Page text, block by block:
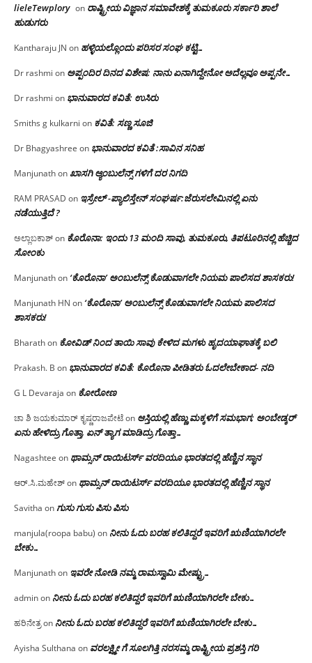
lieleTewplory on ರಾಷ್ಟ್ರೀಯ ವಿಜ್ಞಾನ ಸಮಾವೇಶಕ್ಕೆ‌ ತುಮಕೂರು ಸರ್ಕಾರಿ ಶಾಲೆ
ಹುಡುಗರು
Kantharaju JN on ಹಳ್ಳಿಯಲ್ಲೊಂದು ಪರಿಸರ ಸಂಘ ಕಟ್ಟಿ…
Dr rashmi on ಅಪ್ಪಂದಿರ ದಿನದ ವಿಶೇಷ: ನಾನು ಏನಾಗಿದ್ದೇನೋ‌ ಅದೆಲ್ಲವೂ ಅಪ್ಪನೇ…
Dr rashmi on ಭಾನುವಾರದ ಕವಿತೆ: ಉಸಿರು
Smiths g kulkarni on ಕವಿತೆ: ಸಣ್ಣ ಸೂಜಿ
Dr Bhagyashree on ಭಾನುವಾರದ ಕವಿತೆ :ಸಾವಿನ ಸನಿಹ
Manjunathonಖಾಸಗಿ ಆ್ಯಂಬುಲೆನ್ಸ್ ಗಳಿಗೆ ದರ ನಿಗದಿ
RAM PRASAD on ಇಸ್ರೇಲ್ -ಪ್ಯಾಲಿಸ್ತೇನ್ ಸಂಘರ್ಷ:ಜೆರುಸಲೇಮಿನಲ್ಲಿ ಏನು
ನಡೆಯುತ್ತಿದೆ ?
ಅಲ್ಲಾಬಕಾಶ್on ಕೊರೊನಾ: ಇಂದು 13 ಮಂದಿ ಸಾವು, ತುಮಕೂರು, ತಿಪಟೂರಿನಲ್ಲಿ ಹೆಚ್ಚಿದ
ಸೋಂಕು
Manjunathon ‘ಕೊರೊನಾ’ ಅಂಬುಲೆನ್ಸ್ ಕೊಡುವಾಗಲೇ ನಿಯಮ ಪಾಲಿಸದ ಶಾಸಕರು!
Manjunath HN on ‘ಕೊರೊನಾ’ ಅಂಬುಲೆನ್ಸ್ ಕೊಡುವಾಗಲೇ ನಿಯಮ ಪಾಲಿಸದ
ಶಾಸಕರು!
Bharathon ಕೋವಿಡ್ ನಿಂದ ತಾಯಿ ಸಾವು ಕೇಳಿದ ಮಗಳು ಹೃದಯಾಘಾತಕ್ಕೆ ಬಲಿ
Prakash. B on ಭಾನುವಾರದ ಕವಿತೆ: ಕೊರೊನಾ ಪೀಡಿತರು ಓದಲೇಬೇಕಾದ- ನದಿ
G L Devaraja on ಕೋರೋಣ
ಚಾ ಶಿ ಜಯಕುಮಾರ್ ಕೃಷ್ಣರಾಜಪೇಟೆon ಆಸ್ತಿಯಲ್ಲಿ ಹೆಣ್ಣು ಮಕ್ಕಳಿಗೆ ಸಮಭಾಗ; ಅಂಬೇಡ್ಕರ್
ಏನು ಹೇಳಿದ್ರು ಗೊತ್ತಾ, ಏನ್ ತ್ಯಾಗ ಮಾಡಿದ್ರು ಗೊತ್ತಾ…
Nagashtee on ಥಾಮ್ಸನ್ ರಾಯಿಟರ್ಸ್ ವರದಿಯೂ ಭಾರತದಲ್ಲಿ ಹೆಣ್ಣಿನ ಸ್ಥಾನ‌
ಆರ್.ಸಿ.ಮಹೇಶ್on ಥಾಮ್ಸನ್ ರಾಯಿಟರ್ಸ್ ವರದಿಯೂ ಭಾರತದಲ್ಲಿ ಹೆಣ್ಣಿನ ಸ್ಥಾನ‌
Savitha onಗುಸು ಗುಸು ಪಿಸು ಪಿಸು
manjula(roopa babu) on ನೀನು ಓದು ಬರಹ ಕಲಿತಿದ್ದರೆ ಇವರಿಗೆ ಋಣಿಯಾಗಿರಲೇ
ಬೇಕು…
Manjunathon ಇವರೇ‌ ನೋಡಿ‌ ನಮ್ಮ‌ ರಾಮಸ್ವಾಮಿ ಮೇಷ್ಟ್ರು…
adminon ನೀನು ಓದು ಬರಹ ಕಲಿತಿದ್ದರೆ ಇವರಿಗೆ ಋಣಿಯಾಗಿರಲೇ ಬೇಕು…
ಹರಿನೇತ್ರon ನೀನು ಓದು ಬರಹ ಕಲಿತಿದ್ದರೆ ಇವರಿಗೆ ಋಣಿಯಾಗಿರಲೇ ಬೇಕು…
Ayisha Sulthana on ವರಲಕ್ಷ್ಮೀ ಗೆ ಸೂಲಗಿತ್ತಿ ನರಸಮ್ಮ‌ ರಾಷ್ಟ್ರೀಯ ಪ್ರಶಸ್ತಿ ಗರಿ